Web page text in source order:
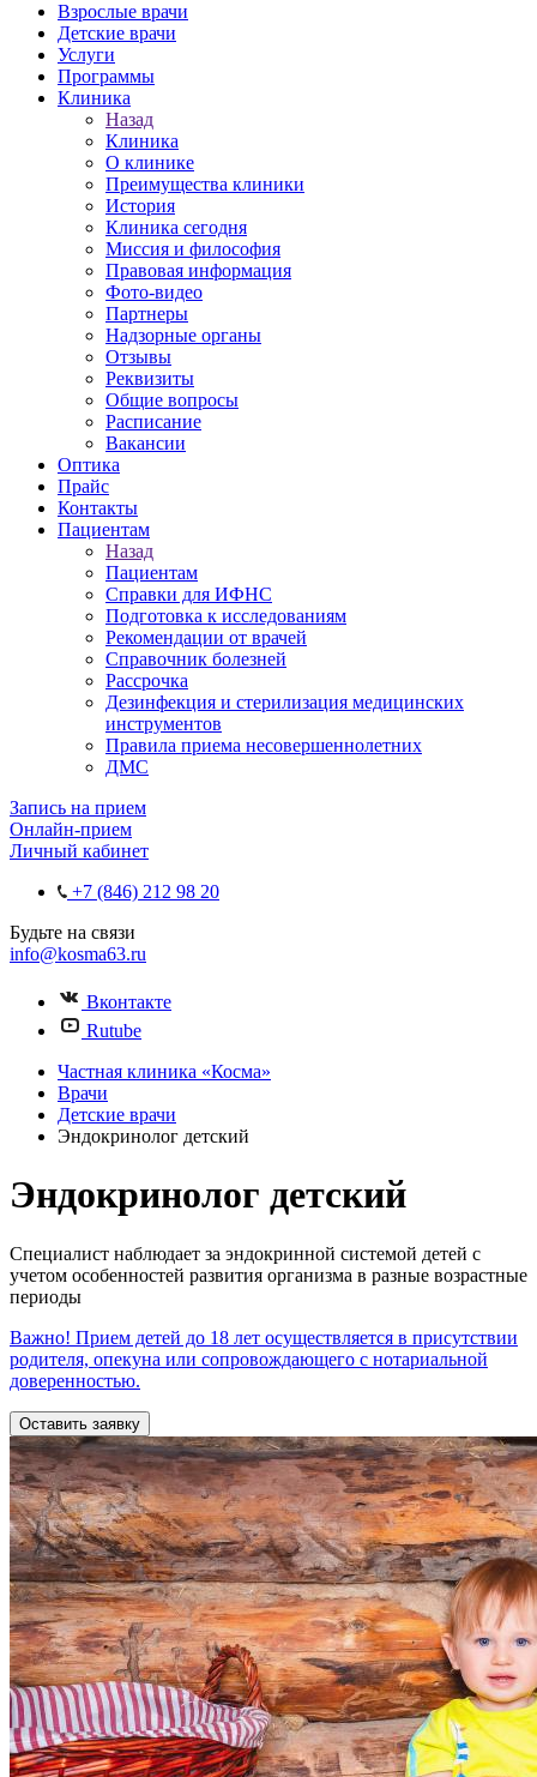
Взрослые врачи
Детские врачи
Услуги
Программы
Клиника
Назад
Клиника
О клинике
Преимущества клиники
История
Клиника сегодня
Миссия и философия
Правовая информация
Фото-видео
Партнеры
Надзорные органы
Отзывы
Реквизиты
Общие вопросы
Расписание
Вакансии
Оптика
Прайс
Контакты
Пациентам
Назад
Пациентам
Справки для ИФНС
Подготовка к исследованиям
Рекомендации от врачей
Справочник болезней
Рассрочка
Дезинфекция и стерилизация медицинских
инструментов
Правила приема несовершеннолетних
ДМС
Запись на прием
Онлайн-прием
Личный кабинет
+7 (846) 212 98 20
Будьте на связи
info@kosma63.ru
Вконтакте
Rutube
Частная клиника «Косма»
Врачи
Детские врачи
Эндокринолог детский
Эндокринолог детский
Специалист наблюдает за эндокринной системой детей с
учетом особенностей развития организма в разные возрастные
периоды
Важно! Прием детей до 18 лет осуществляется в присутствии
родителя, опекуна или сопровождающего с нотариальной
доверенностью.
Оставить заявку